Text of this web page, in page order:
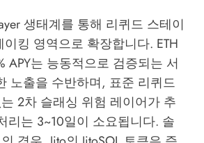
생태계를 통해 리퀴드 스테이
킹 영역으로 확장합니다. ETH
APY는 능동적으로 검증되는 서
노출을 수반하며, 표준 리퀴드
2차 슬래싱 위험 레이어가 추
리는 3~10일이 소요됩니다. 솔